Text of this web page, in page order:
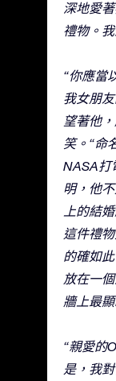
深地愛
禮物。
“你應當
我女朋
望著他
笑。“命
NASA打
明，他
上的結
這件禮
的確如
放在一
牆上最
“親愛的
是，我